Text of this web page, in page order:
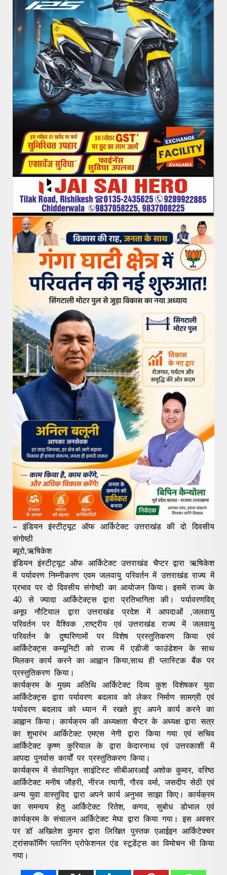
– इंडियन इंस्टीट्यूट ऑफ आर्किटेक्ट उत्तराखंड की दो दिवसीय
संगोष्ठी
ब्यूरो,ऋषिकेश
इंडियन इंस्टीट्यूट ऑफ आर्किटेक्ट उत्तराखंड चैप्टर द्वारा ऋषिकेश
में पर्यावरण निम्नीकरण एवम जलवायु परिवर्तन में उत्तराखंड राज्य में
प्रभाव पर दो दिवसीय संगोष्ठी का आयोजन किया। इसमें राज्य के
40 से ज्यादा आर्किटेक्ट्स द्वारा प्रतिभागिता की। पर्यावरणविद्
अनूप नौटियाल द्वारा उत्तराखंड प्रदेश में आपदाओं ,जलवायु
परिवर्तन पर वैश्विक ,राष्ट्रीय एवं उत्तराखंड राज्य में जलवायु
परिवर्तन के दुष्परिणामों पर विशेष प्रस्तुतिकरण किया एवं
आर्किटेक्ट्स कम्यूनिटी को राज्य में एडीजी फाउंडेशन के साथ
मिलकर कार्य करने का आह्वान किया,साथ ही प्लास्टिक बैंक पर
प्रस्तुतिकरण किया।
कार्यक्रम के मुख्य अतिथि आर्किटेक्ट दिव्य कुश विशेषकर युवा
आर्किटेक्ट्स द्वारा पर्यावरण बदलाव को लेकर निर्माण सामग्री एवं
पर्यावरण बदलाव को ध्यान में रखते हुए अपने कार्य करने का
आह्वान किया। कार्यक्रम की अध्यक्षता चैप्टर के अध्यक्ष द्वारा सत्र
का शुभारंभ आर्किटेक्ट एमएस नेगी द्वारा किया गया एवं सचिव
आर्किटेक्ट कृष्ण कुरियाल के द्वारा केदारनाथ एवं उत्तरकाशी में
आपदा पुनर्वास कार्यों पर प्रस्तुतिकरण किया।
कार्यक्रम में सेवानिवृत साइंटिस्ट सीबीआरआईं अशोक कुमार, वरिष्ठ
आर्किटेक्ट मनीष जौहरी, नीरज त्यागी, गौरव वर्मा, जसदीप सेठी एवं
अन्य युवा वास्तुविद द्वारा अपने कार्य अनुभव साझा किए। कार्यक्रम
का समन्वय हेतु आर्किटेक्ट रितेश, कणव, सुबोध डोभाल एवं
कार्यक्रम के संचालन आर्किटेक्ट मेघा द्वारा किया गया। इस अवसर
पर डॉ अखिलेश कुमार द्वारा लिखित पुस्तक एआईइन आर्किटेक्चर
ट्रांसफॉर्मिंग प्लानिंग प्रोफेशनल एंड स्टूडेंट्स का विमोचन भी किया
गया।